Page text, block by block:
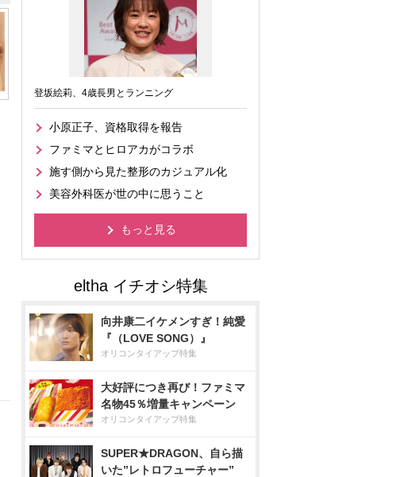
登坂絵莉、4歳長男とランニング
小原正子、資格取得を報告
ファミマとヒロアカがコラボ
施す側から見た整形のカジュアル化
美容外科医が世の中に思うこと
もっと見る
向井康二イケメンすぎ！純愛
『（LOVE SONG）』
オリコンタイアップ特集
大好評につき再び！ファミマ
名物45％増量キャンペーン
オリコンタイアップ特集
SUPER★DRAGON、自ら描
いた”レトロフューチャー”